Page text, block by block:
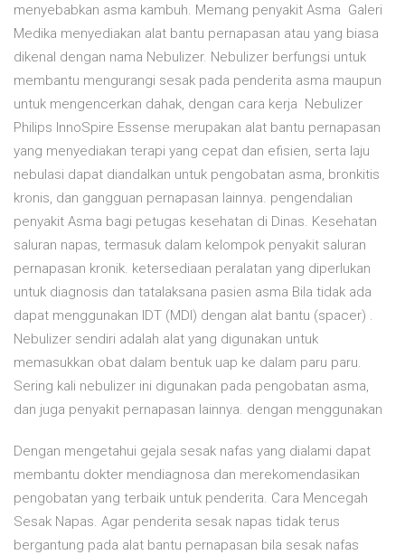
menyebabkan asma kambuh. Memang penyakit Asma Galeri
Medika menyediakan alat bantu pernapasan atau yang biasa
dikenal dengan nama Nebulizer. Nebulizer berfungsi untuk
membantu mengurangi sesak pada penderita asma maupun
untuk mengencerkan dahak, dengan cara kerja Nebulizer
Philips InnoSpire Essense merupakan alat bantu pernapasan
yang menyediakan terapi yang cepat dan efisien, serta laju
nebulasi dapat diandalkan untuk pengobatan asma, bronkitis
kronis, dan gangguan pernapasan lainnya. pengendalian
penyakit Asma bagi petugas kesehatan di Dinas. Kesehatan
saluran napas, termasuk dalam kelompok penyakit saluran
pernapasan kronik. ketersediaan peralatan yang diperlukan
untuk diagnosis dan tatalaksana pasien asma Bila tidak ada
dapat menggunakan IDT (MDI) dengan alat bantu (spacer) .
Nebulizer sendiri adalah alat yang digunakan untuk
memasukkan obat dalam bentuk uap ke dalam paru paru.
Sering kali nebulizer ini digunakan pada pengobatan asma,
dan juga penyakit pernapasan lainnya. dengan menggunakan
Dengan mengetahui gejala sesak nafas yang dialami dapat
membantu dokter mendiagnosa dan merekomendasikan
pengobatan yang terbaik untuk penderita. Cara Mencegah
Sesak Napas. Agar penderita sesak napas tidak terus
bergantung pada alat bantu pernapasan bila sesak nafas